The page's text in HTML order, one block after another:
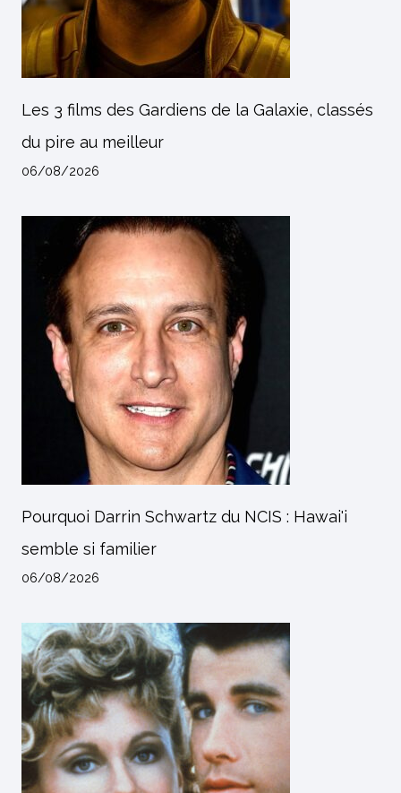
Les 3 films des Gardiens de la Galaxie, classés
du pire au meilleur
06/08/2026
Pourquoi Darrin Schwartz du NCIS : Hawai'i
semble si familier
06/08/2026